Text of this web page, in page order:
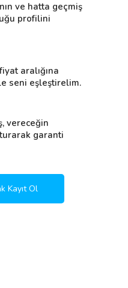
ve hatta geçmiş
profilini
aralığına
seni eşleştirelim.
vereceğin
garanti
Kayıt Ol